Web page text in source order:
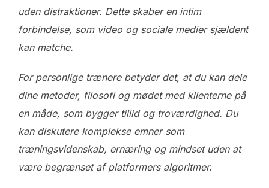
uden distraktioner. Dette skaber en intim
forbindelse, som video og sociale medier sjældent
kan matche.
For personlige trænere betyder det, at du kan dele
dine metoder, filosofi og mødet med klienterne på
en måde, som bygger tillid og troværdighed. Du
kan diskutere komplekse emner som
træningsvidenskab, ernæring og mindset uden at
være begrænset af platformers algoritmer.